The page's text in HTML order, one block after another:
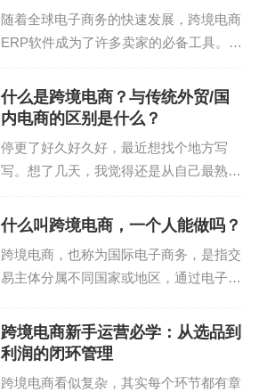
全球拓展 合规服务
随着全球电子商务的快速发展，跨境电商
ERP软件成为了许多卖家的必备工具。跨
理全球业务，包括产品、订单、采购、仓
储、财务统计等核心模块。本文将介绍跨
什么是跨境电商？与传统外贸/国
内电商的区别是什么？
停更了好久好久好，最近想找个地方写
写。想了几天，我觉得还是从自己最熟悉
力，表达能力。 在电商行业从05年读书
条道路上的我，一个爱...
什么叫跨境电商，一个人能做吗？
跨境电商，也称为国际电子商务，是指交
易主体分属不同国家或地区，通过电子商
通过跨境物流及异地仓储送达商品，从而
完成交易的一种国际商业活动。在全球化
跨境电商新手运营必学：从选品到
利润的闭环管理
跨境电商看似复杂，其实每个环节都有章